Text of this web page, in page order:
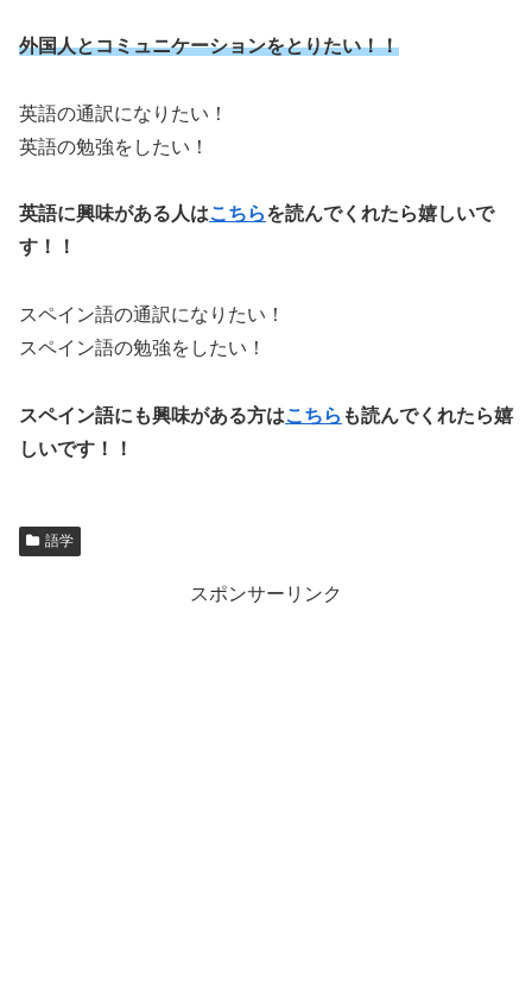
外国人とコミュニケーションをとりたい！！
英語の通訳になりたい！
英語の勉強をしたい！
英語に興味がある人はこちらを読んでくれたら嬉しいで
す！！
スペイン語の通訳になりたい！
スペイン語の勉強をしたい！
スペイン語にも興味がある方はこちら も読んでくれたら嬉
しいです！！
語学
スポンサーリンク